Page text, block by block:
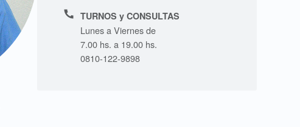
Phone number:
TURNOS y CONSULTAS
Lunes a Viernes de
7.00 hs. a 19.00 hs.
0810-122-9898